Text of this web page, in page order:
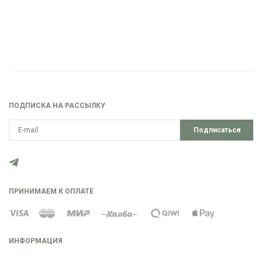
ИНФОРМАЦИЯ
ПОДПИСКА НА РАССЫЛКУ
Подписаться
ПРИНИМАЕМ К ОПЛАТЕ